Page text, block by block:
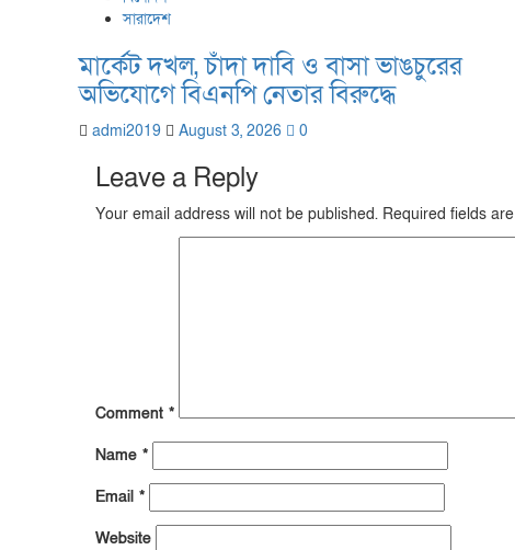
সারাদেশ
মার্কেট দখল, চাঁদা দাবি ও বাসা ভাঙচুরের
অভিযোগে বিএনপি নেতার বিরুদ্ধে
admi2019 August 3, 2026 0
Leave a Reply
Your email address will not be published. Required fields
Comment *
Name *
Email *
Website